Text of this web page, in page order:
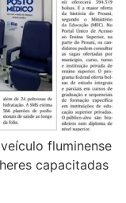
fluminense
capacitadas